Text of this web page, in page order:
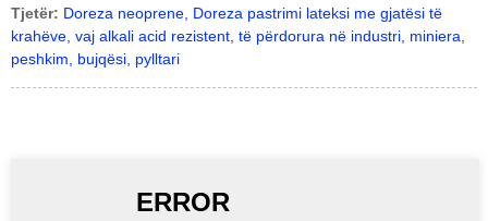
Tjetër: Doreza neoprene, Doreza pastrimi lateksi me gjatësi të
krahëve, vaj alkali acid rezistent, të përdorura në industri, miniera,
peshkim, bujqësi, pylltari